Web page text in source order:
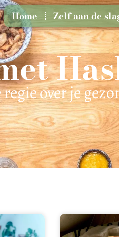
Home Zelf aan de
over je